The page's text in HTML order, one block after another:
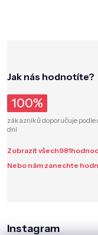
Jak nás hodnotíte?
100%
zákazníků doporučuje
dní
Zobrazit všech981
Nebo nám zanechte
Instagram